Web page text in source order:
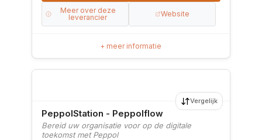
Meer over deze
leverancier
Website
+ meer informatie
PeppolStation - Peppolflow
Bereid uw organisatie voor op de digitale
toekomst met Peppol
Vergelijk